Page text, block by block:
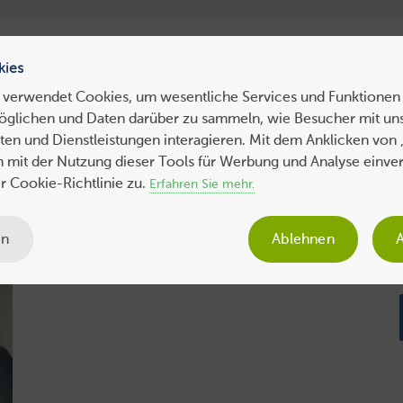
Hosting
Tipps Business Sicherheit SEO Expertenbeiträge
Cookies, um wesentliche Services und
und Daten darüber zu sammeln, wie Besucher mit
und Dienstleistungen interagieren. Mit dem Anklicken von
mit der Nutzung dieser Tools für Werbung und Analyse
Cookie-Richtlinie zu. Erfahren Sie mehr.
Ablehnen